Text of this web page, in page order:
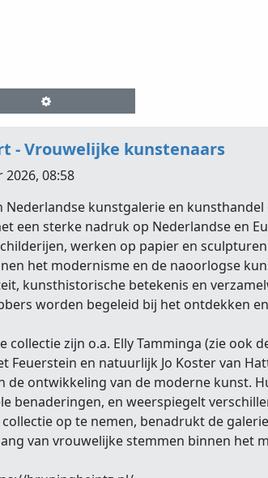
- Vrouwelijke kunstenaars
2026, 08:58
Nederlandse kunstgalerie en
een sterke nadruk op Nederlandse en
werken op papier en
het modernisme en de naoorlogse
kunsthistorische betekenis en
worden begeleid bij het ontdekken
zijn o.a. Elly Tamminga (zie ook
Feuerstein en natuurlijk Jo Koster van
de ontwikkeling van de moderne kunst.
benaderingen, en weerspiegelt
op te nemen, benadrukt de
van vrouwelijke stemmen binnen het